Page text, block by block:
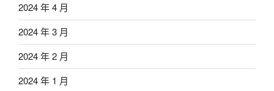
2024 年 4 月
2024 年 3 月
2024 年 2 月
2024 年 1 月